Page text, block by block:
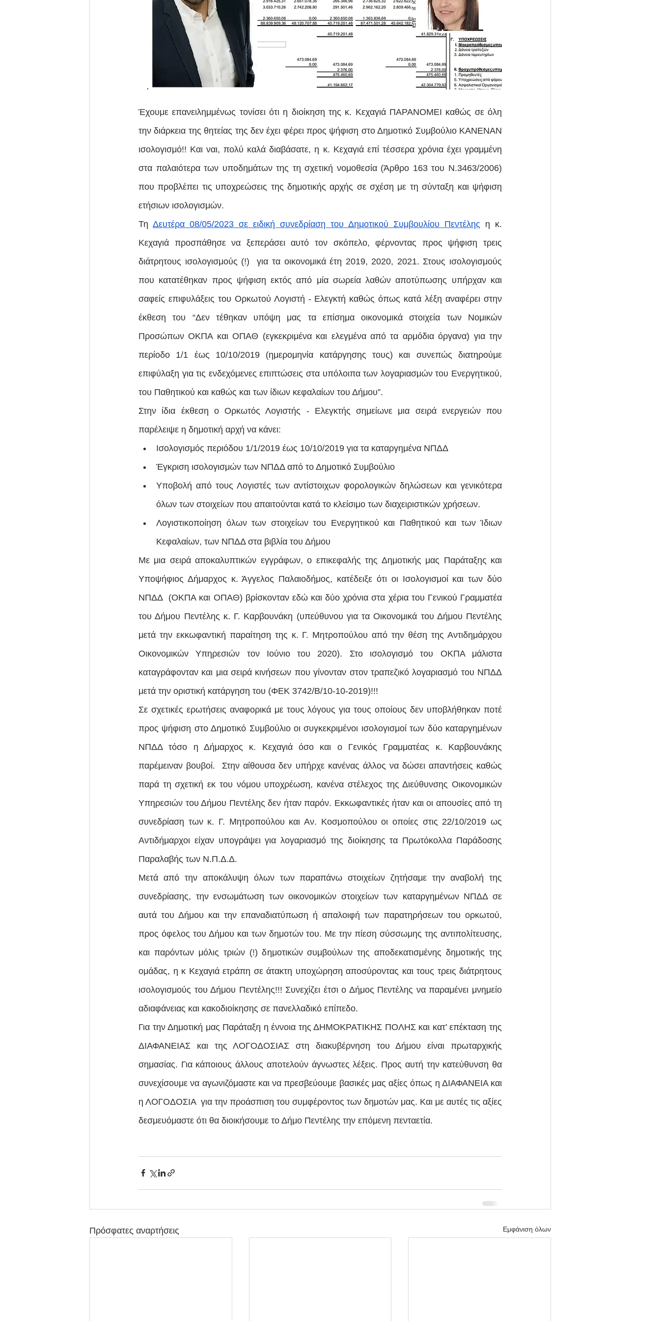
Έχουμε επανειλημμένως τονίσει ότι η διοίκηση της κ. Κεχαγιά ΠΑΡΑΝΟΜΕΙ καθώς σε όλη
την διάρκεια της θητείας της δεν έχει φέρει προς ψήφιση στο Δημοτικό Συμβούλιο ΚΑΝΕΝΑΝ
ισολογισμό!! Και ναι, πολύ καλά διαβάσατε, η κ. Κεχαγιά επί τέσσερα χρόνια έχει γραμμένη
στα παλαιότερα των υποδημάτων της τη σχετική νομοθεσία (Άρθρο 163 του Ν.3463/2006)
που προβλέπει τις υποχρεώσεις της δημοτικής αρχής σε σχέση με τη σύνταξη και ψήφιση
ετήσιων ισολογισμών.
Τη Δευτέρα 08/05/2023 σε ειδική συνεδρίαση του Δημοτικού Συμβουλίου Πεντέλης η κ.
Κεχαγιά προσπάθησε να ξεπεράσει αυτό τον σκόπελο, φέρνοντας προς ψήφιση τρεις
διάτρητους ισολογισμούς (!)  για τα οικονομικά έτη 2019, 2020, 2021. Στους ισολογισμούς
που κατατέθηκαν προς ψήφιση εκτός από μία σωρεία λαθών αποτύπωσης υπήρχαν και
σαφείς επιφυλάξεις του Ορκωτού Λογιστή - Ελεγκτή καθώς όπως κατά λέξη αναφέρει στην
έκθεση του “Δεν τέθηκαν υπόψη μας τα επίσημα οικονομικά στοιχεία των Νομικών
Προσώπων ΟΚΠΑ και ΟΠΑΘ (εγκεκριμένα και ελεγμένα από τα αρμόδια όργανα) για την
περίοδο 1/1 έως 10/10/2019 (ημερομηνία κατάργησης τους) και συνεπώς διατηρούμε
επιφύλαξη για τις ενδεχόμενες επιπτώσεις στα υπόλοιπα των λογαριασμών του Ενεργητικού,
του Παθητικού και καθώς και των ίδιων κεφαλαίων του Δήμου”.
Στην ίδια έκθεση ο Ορκωτός Λογιστής - Ελεγκτής σημείωνε μια σειρά ενεργειών που
παρέλειψε η δημοτική αρχή να κάνει:
Ισολογισμός περιόδου 1/1/2019 έως 10/10/2019 για τα καταργημένα ΝΠΔΔ
Έγκριση ισολογισμών των ΝΠΔΔ από το Δημοτικό Συμβούλιο
Υποβολή από τους Λογιστές των αντίστοιχων φορολογικών δηλώσεων και γενικότερα
όλων των στοιχείων που απαιτούνται κατά το κλείσιμο των διαχειριστικών χρήσεων.
Λογιστικοποίηση όλων των στοιχείων του Ενεργητικού και Παθητικού και των Ίδιων
Κεφαλαίων, των ΝΠΔΔ στα βιβλία του Δήμου
Με μια σειρά αποκαλυπτικών εγγράφων, ο επικεφαλής της Δημοτικής μας Παράταξης και
Υποψήφιος Δήμαρχος κ. Άγγελος Παλαιοδήμος, κατέδειξε ότι οι Ισολογισμοί και των δύο
ΝΠΔΔ  (ΟΚΠΑ και ΟΠΑΘ) βρίσκονταν εδώ και δύο χρόνια στα χέρια του Γενικού Γραμματέα
του Δήμου Πεντέλης κ. Γ. Καρβουνάκη (υπεύθυνου για τα Οικονομικά του Δήμου Πεντέλης
μετά την εκκωφαντική παραίτηση της κ. Γ. Μητροπούλου από την θέση της Αντιδημάρχου
Οικονομικών Υπηρεσιών τον Ιούνιο του 2020). Στο ισολογισμό του ΟΚΠΑ μάλιστα
καταγράφονταν και μια σειρά κινήσεων που γίνονταν στον τραπεζικό λογαριασμό του ΝΠΔΔ
μετά την οριστική κατάργηση του (ΦΕΚ 3742/Β/10-10-2019)!!!
Σε σχετικές ερωτήσεις αναφορικά με τους λόγους για τους οποίους δεν υποβλήθηκαν ποτέ
προς ψήφιση στο Δημοτικό Συμβούλιο οι συγκεκριμένοι ισολογισμοί των δύο καταργημένων
ΝΠΔΔ τόσο η Δήμαρχος κ. Κεχαγιά όσο και ο Γενικός Γραμματέας κ. Καρβουνάκης
παρέμειναν βουβοί.  Στην αίθουσα δεν υπήρχε κανένας άλλος να δώσει απαντήσεις καθώς
παρά τη σχετική εκ του νόμου υποχρέωση, κανένα στέλεχος της Διεύθυνσης Οικονομικών
Υπηρεσιών του Δήμου Πεντέλης δεν ήταν παρόν. Εκκωφαντικές ήταν και οι απουσίες από τη
συνεδρίαση των κ. Γ. Μητροπούλου και Αν. Κοσμοπούλου οι οποίες στις 22/10/2019 ως
Αντιδήμαρχοι είχαν υπογράψει για λογαριασμό της διοίκησης τα Πρωτόκολλα Παράδοσης
Παραλαβής των Ν.Π.Δ.Δ.
Μετά από την αποκάλυψη όλων των παραπάνω στοιχείων ζητήσαμε την αναβολή της
συνεδρίασης, την ενσωμάτωση των οικονομικών στοιχείων των καταργημένων ΝΠΔΔ σε
αυτά του Δήμου και την επαναδιατύπωση ή απαλοιφή των παρατηρήσεων του ορκωτού,
προς όφελος του Δήμου και των δημοτών του. Με την πίεση σύσσωμης της αντιπολίτευσης,
και παρόντων μόλις τριών (!) δημοτικών συμβούλων της αποδεκατισμένης δημοτικής της
ομάδας, η κ Κεχαγιά ετράπη σε άτακτη υποχώρηση αποσύροντας και τους τρεις διάτρητους
ισολογισμούς του Δήμου Πεντέλης!!! Συνεχίζει έτσι ο Δήμος Πεντέλης να παραμένει μνημείο
αδιαφάνειας και κακοδιοίκησης σε πανελλαδικό επίπεδο.
Για την Δημοτική μας Παράταξη η έννοια της ΔΗΜΟΚΡΑΤΙΚΗΣ ΠΟΛΗΣ και κατ’ επέκταση της
ΔΙΑΦΑΝΕΙΑΣ και της ΛΟΓΟΔΟΣΙΑΣ στη διακυβέρνηση του Δήμου είναι πρωταρχικής
σημασίας. Για κάποιους άλλους αποτελούν άγνωστες λέξεις. Προς αυτή την κατεύθυνση θα
συνεχίσουμε να αγωνιζόμαστε και να πρεσβεύουμε βασικές μας αξίες όπως η ΔΙΑΦΑΝΕΙΑ και
η ΛΟΓΟΔΟΣΙΑ  για την προάσπιση του συμφέροντος των δημοτών μας. Και με αυτές τις αξίες
δεσμευόμαστε ότι θα διοικήσουμε το Δήμο Πεντέλης την επόμενη πενταετία.
Πρόσφατες αναρτήσεις Εμφάνιση όλων